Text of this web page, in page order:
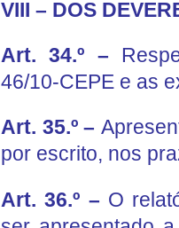
VIII – DOS
Art. 34.º –
46/10-CEPE e as
Art. 35.º –
por escrito, nos
Art. 36.º – O